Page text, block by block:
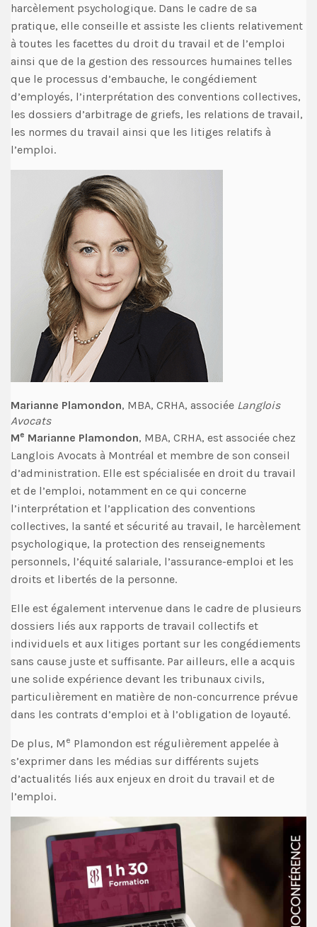
harcèlement psychologique. Dans le cadre de sa
pratique, elle conseille et assiste les clients relativement
à toutes les facettes du droit du travail et de l’emploi
ainsi que de la gestion des ressources humaines telles
que le processus d’embauche, le congédiement
d’employés, l’interprétation des conventions collectives,
les dossiers d’arbitrage de griefs, les relations de travail,
les normes du travail ainsi que les litiges relatifs à
l’emploi.
Marianne Plamondon, MBA, CRHA, associée Langlois
Avocats
Me Marianne Plamondon, MBA, CRHA, est associée chez
Langlois Avocats à Montréal et membre de son conseil
d’administration. Elle est spécialisée en droit du travail
et de l’emploi, notamment en ce qui concerne
l’interprétation et l’application des conventions
collectives, la santé et sécurité au travail, le harcèlement
psychologique, la protection des renseignements
personnels, l’équité salariale, l’assurance-emploi et les
droits et libertés de la personne.
Elle est également intervenue dans le cadre de plusieurs
dossiers liés aux rapports de travail collectifs et
individuels et aux litiges portant sur les congédiements
sans cause juste et suffisante. Par ailleurs, elle a acquis
une solide expérience devant les tribunaux civils,
particulièrement en matière de non-concurrence prévue
dans les contrats d’emploi et à l’obligation de loyauté.
De plus, M e Plamondon est régulièrement appelée à
s’exprimer dans les médias sur différents sujets
d’actualités liés aux enjeux en droit du travail et de
l’emploi.